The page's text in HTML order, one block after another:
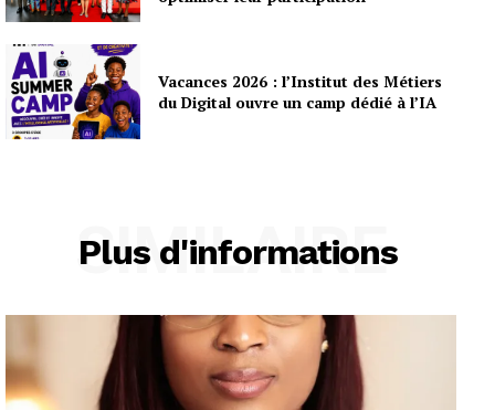
Vacances 2026 : l’Institut des Métiers
du Digital ouvre un camp dédié à l’IA
Plus d'informations
SIMILAIRE